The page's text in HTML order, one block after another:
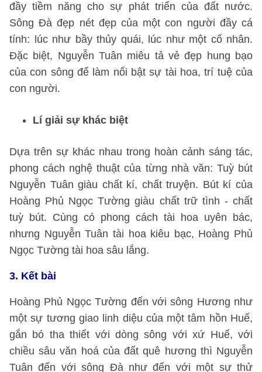
đầy tiềm năng cho sự phát triển của đất nước.
Sông Đà đẹp nét đẹp của một con người đầy cá
tính: lúc như bầy thủy quái, lúc như một cố nhân.
Đặc biệt, Nguyễn Tuân miêu tả vẻ đẹp hung bạo
của con sông để làm nổi bật sự tài hoa, trí tuệ của
con người.
Lí giải sự khác biệt
Dựa trên sự khác nhau trong hoàn cảnh sáng tác,
phong cách nghệ thuật của từng nhà văn: Tuỳ bút
Nguyễn Tuân giàu chất kí, chất truyện. Bút kí của
Hoàng Phủ Ngọc Tường giàu chất trữ tình - chất
tuỳ bút. Cùng có phong cách tài hoa uyên bác,
nhưng Nguyễn Tuân tài hoa kiêu bạc, Hoàng Phủ
Ngọc Tường tài hoa sâu lắng.
3. Kết bài
Hoàng Phủ Ngọc Tường đến với sông Hương như
một sự tương giao linh diệu của một tâm hồn Huế,
gắn bó tha thiết với dòng sông với xứ Huế, với
chiều sâu văn hoá của đất quê hương thì Nguyễn
Tuân đến với sông Đà như đến với một sự thử